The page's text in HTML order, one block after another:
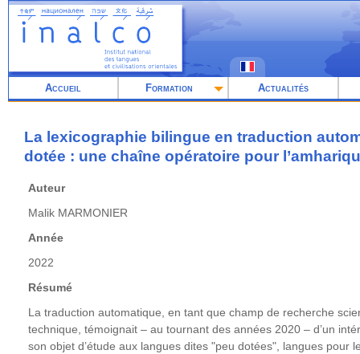
Aller
contenu
Accueil Formation Actualités
La lexicographie bilingue en traduction
dotée : une chaîne opératoire pour
Auteur
Malik MARMONIER
Année
2022
Résumé
La traduction automatique, en tant que champ de recherche
technique, témoignait – au tournant des années 2020 – d’un
son objet d’étude aux langues dites "peu dotées", langues pour